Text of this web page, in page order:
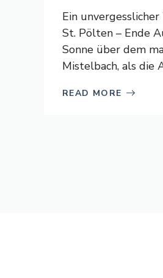
Ein
St. Pölten – Ende
Sonne über dem
Mistelbach, als die
READ MORE